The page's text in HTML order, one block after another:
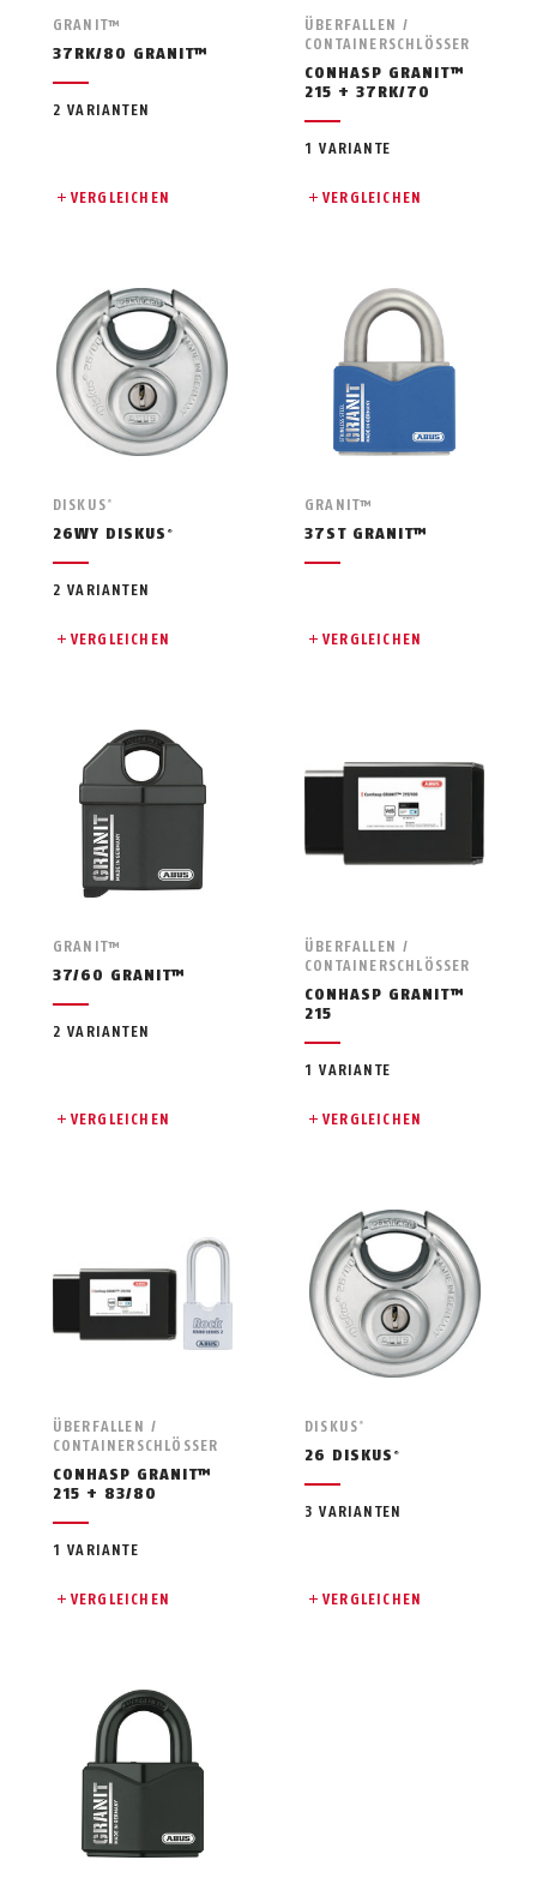
GRANIT™
37RK/80 GRANIT™
2 VARIANTEN
VERGLEICHEN
ÜBERFALLEN /
CONTAINERSCHLÖSSER
CONHASP GRANIT™
215 + 37RK/70
1 VARIANTE
VERGLEICHEN
DISKUS ®
26WY DISKUS ®
2 VARIANTEN
VERGLEICHEN
GRANIT™
37ST GRANIT™
VERGLEICHEN
GRANIT™
37/60 GRANIT™
2 VARIANTEN
VERGLEICHEN
ÜBERFALLEN /
CONTAINERSCHLÖSSER
CONHASP GRANIT™
215
1 VARIANTE
VERGLEICHEN
ÜBERFALLEN /
CONTAINERSCHLÖSSER
CONHASP GRANIT™
215 + 83/80
1 VARIANTE
VERGLEICHEN
DISKUS ®
26 DISKUS ®
3 VARIANTEN
VERGLEICHEN